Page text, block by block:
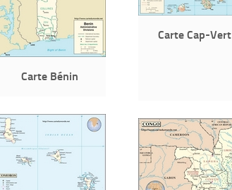
Carte Bénin
Carte Cap-Vert